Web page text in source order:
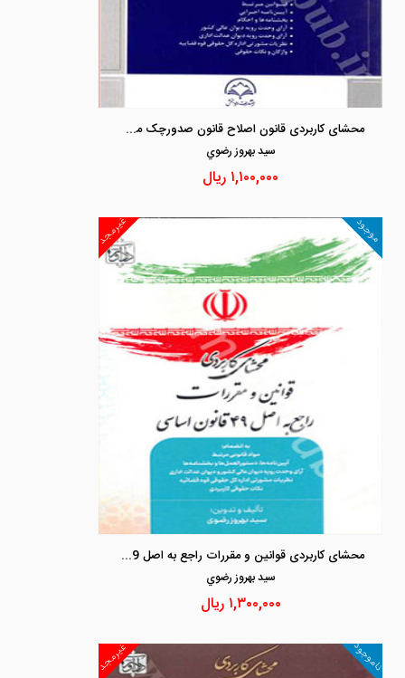
محشای کاربردی قانون اصلاح قانون صدورچک مصوب 1355/04/16 با آخرین اصلاحات 1400/01/29
سيد بهروز رضوي
۱,۱۰۰,۰۰۰ ریال
غیرمجد موجود
محشای کاربردی قوانین و مقررات راجع به اصل 49 قانون اساسی
سيد بهروز رضوي
۱,۳۰۰,۰۰۰ ریال
غیرمجد ناموجود